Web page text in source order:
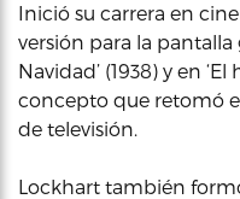
Inició su carrera en
versión para la
Navidad’ (1938) y en ‘El
concepto que retomó
de televisión.
Lockhart también